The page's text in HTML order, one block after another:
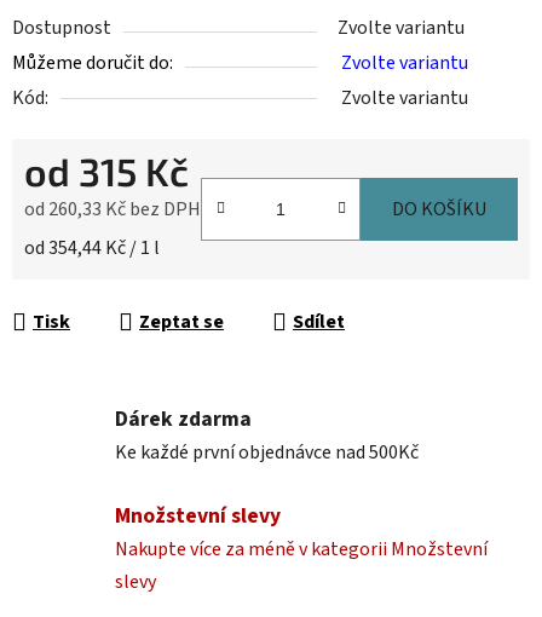
Dostupnost
Zvolte variantu
Můžeme doručit do:
Zvolte variantu
Kód:
Zvolte variantu
od 315 Kč
od 260,33 Kčbez DPH
Měrná cena:
od 354,44 Kč / 1 l
DO KOŠÍKU
Tisk Zeptat se Sdílet
Dárek zdarma
Ke každé první objednávce nad 500Kč
Množstevní slevy
Nakupte více za méně v kategorii Množstevní
slevy